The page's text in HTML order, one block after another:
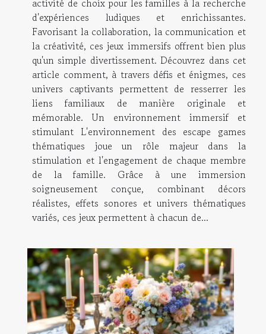
activité de choix pour les familles à la recherche
d'expériences ludiques et enrichissantes.
Favorisant la collaboration, la communication et
la créativité, ces jeux immersifs offrent bien plus
qu'un simple divertissement. Découvrez dans cet
article comment, à travers défis et énigmes, ces
univers captivants permettent de resserrer les
liens familiaux de manière originale et
mémorable. Un environnement immersif et
stimulant L'environnement des escape games
thématiques joue un rôle majeur dans la
stimulation et l'engagement de chaque membre
de la famille. Grâce à une immersion
soigneusement conçue, combinant décors
réalistes, effets sonores et univers thématiques
variés, ces jeux permettent à chacun de...